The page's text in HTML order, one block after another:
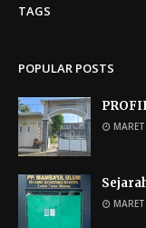
TAGS
POPULAR POSTS